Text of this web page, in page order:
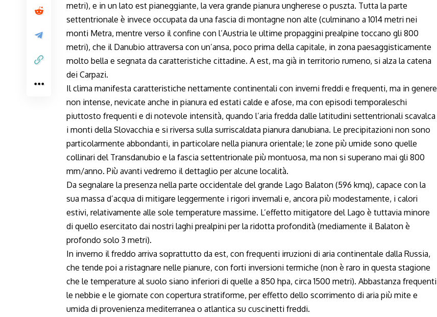
metri), e in un lato est pianeggiante, la vera grande pianura ungherese o puszta. Tutta la parte
settentrionale è invece occupata da una fascia di montagne non alte (culminano a 1014 metri nei
monti Metra, mentre verso il confine con l’Austria le ultime propaggini prealpine toccano gli 800
metri), che il Danubio attraversa con un’ansa, poco prima della capitale, in zona paesaggisticamente
molto bella e segnata da caratteristiche cittadine. A est, ma già in territorio rumeno, si alza la catena
dei Carpazi.
Il clima manifesta caratteristiche nettamente continentali con inverni freddi e frequenti, ma in genere
non intense, nevicate anche in pianura ed estati calde e afose, ma con episodi temporaleschi
piuttosto frequenti e di notevole intensità, quando l’aria fredda dalle latitudini settentrionali scavalca
i monti della Slovacchia e si riversa sulla surriscaldata pianura danubiana. Le precipitazioni non sono
particolarmente abbondanti, in particolare nella pianura orientale; le zone più umide sono quelle
collinari del Transdanubio e la fascia settentrionale più montuosa, ma non si superano mai gli 800
mm/anno. Più avanti vedremo il dettaglio per alcune località.
Da segnalare la presenza nella parte occidentale del grande Lago Balaton (596 kmq), capace con la
sua massa d’acqua di mitigare leggermente i rigori invernali e, ancora più modestamente, i calori
estivi, relativamente alle sole temperature massime. L’effetto mitigatore del Lago è tuttavia minore
di quello esercitato dai nostri laghi prealpini per la ridotta profondità (mediamente il Balaton è
profondo solo 3 metri).
In inverno il freddo arriva soprattutto da est, con frequenti irruzioni di aria continentale dalla Russia,
che tende poi a ristagnare nelle pianure, con forti inversioni termiche (non è raro in questa stagione
che le temperature al suolo siano inferiori di quelle a 850 hpa, circa 1500 metri). Abbastanza frequenti
le nebbie e le giornate con copertura stratiforme, per effetto dello scorrimento di aria più mite e
umida di provenienza mediterranea o atlantica su cuscinetti freddi.